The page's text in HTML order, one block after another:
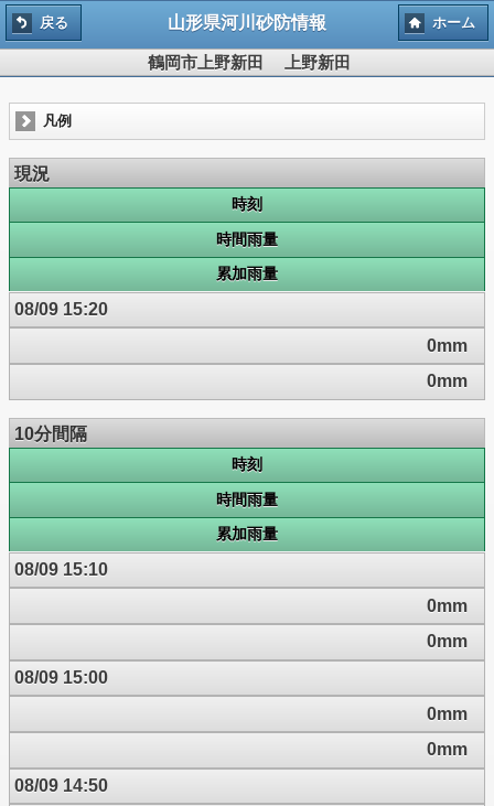
戻る 山形県河川砂防情報 ホーム
鶴岡市上野新田 上野新田
凡例
現況
時刻
時間雨量
累加雨量
08/09 15:20
0mm
0mm
10分間隔
時刻
時間雨量
累加雨量
08/09 15:10
0mm
0mm
08/09 15:00
0mm
0mm
08/09 14:50